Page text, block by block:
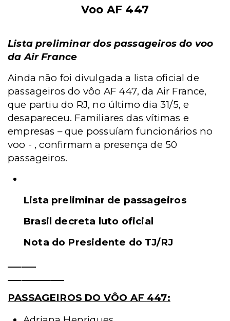
Voo AF 447
Lista preliminar dos passageiros do voo
da Air France
Ainda não foi divulgada a lista oficial de
passageiros do vôo AF 447, da Air France,
que partiu do RJ, no último dia 31/5, e
desapareceu. Familiares das vítimas e
empresas – que possuíam funcionários no
voo - , confirmam a presença de 50
passageiros.
Lista preliminar de passageiros
Brasil decreta luto oficial
Nota do Presidente do TJ/RJ
PASSAGEIROS DO VÔO AF 447: